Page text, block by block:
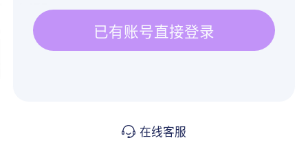
已有账号直接登录
在线客服